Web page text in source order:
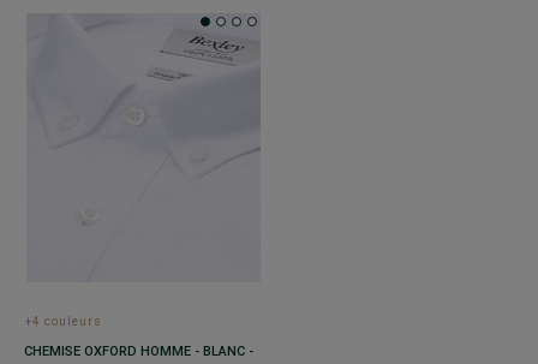
+4 couleurs
CHEMISE OXFORD HOMME - BLANC -